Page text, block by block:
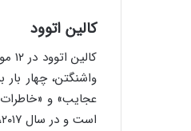
کالین اتوود
واشنگتن، چهار
عجایب» و
است و در سال ۲۰۱۷، او طراح لباس «تیک» بود.